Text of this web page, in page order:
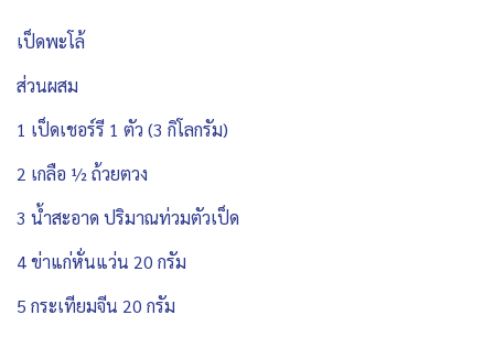
เป็ดพะโล้
ส่วนผสม
1 เป็ดเชอร์รี 1 ตัว (3 กิโลกรัม)
2 เกลือ ½ ถ้วยตวง
3 น้ำสะอาด ปริมาณท่วมตัวเป็ด
4 ข่าแก่หั่นแว่น 20 กรัม
5 กระเทียมจีน 20 กรัม